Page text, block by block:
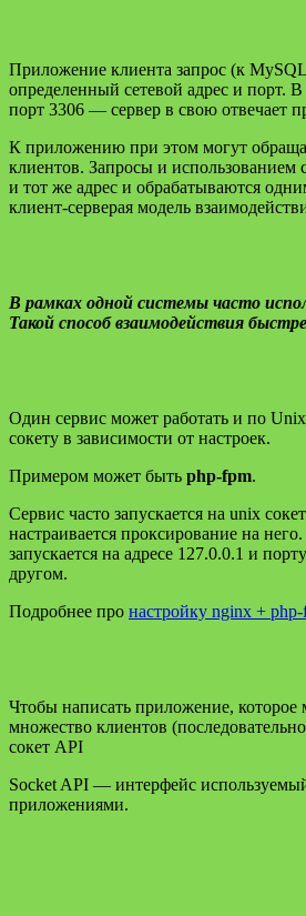
Приложение клиента запрос (к
определенный сетевой адрес и порт.
порт 3306 — сервер в свою отвечает
К приложению при этом могут
клиентов. Запросы и использованием
и тот же адрес и обрабатываются
клиент-серверая модель
В рамках одной системы часто
Такой способ взаимодействия
Один сервис может работать и по
сокету в зависимости от настроек.
Примером может быть php-fpm.
Сервис часто запускается на unix
настраивается проксирование на
запускается на адресе 127.0.0.1 и
другом.
Подробнее про настройку nginx +
Чтобы написать приложение, которое
множество клиентов
сокет API
Socket API — интерфейс
приложениями.